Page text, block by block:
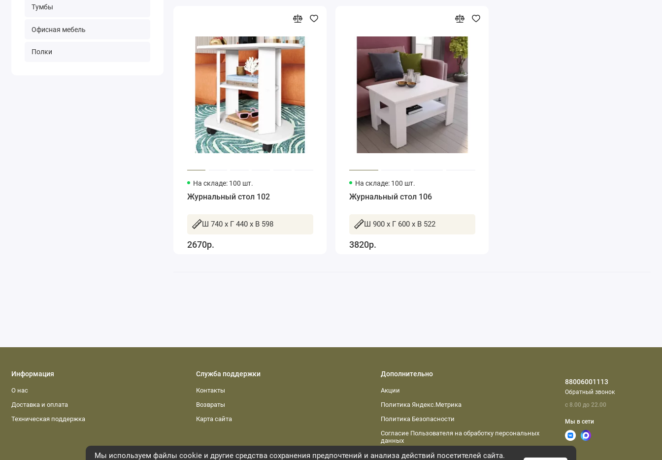
Тумбы
Офисная мебель
Полки
На складе: 100 шт.
Журнальный стол 102
Ш 740 x Г 440 x В 598
2670р.
На складе: 100 шт.
Журнальный стол 106
Ш 900 x Г 600 x В 522
3820р.
Мы используем файлы cookie и другие средства сохранения предпочтений и анализа действий посетителей сайта.
Информация
О нас
Доставка и оплата
Техническая поддержка
Служба поддержки
Контакты
Возвраты
Карта сайта
Дополнительно
Акции
Политика Яндекс.Метрика
Политика Безопасности
Согласие Пользователя на обработку персональных
данных
88006001113
Обратный звонок
с 8.00 до 22.00
Мы в сети